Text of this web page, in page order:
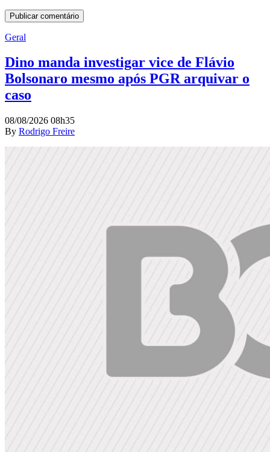
Geral
Dino manda investigar vice de Flávio
Bolsonaro mesmo após PGR arquivar o
caso
08/08/2026 08h35
By Rodrigo Freire